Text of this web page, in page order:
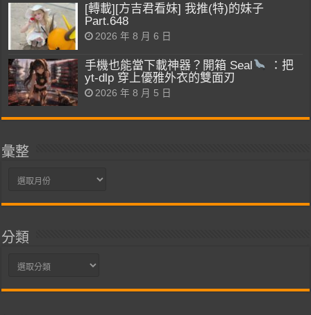
[轉載][方吉君看妹] 我推(特)的妹子
Part.648
2026 年 8 月 6 日
手機也能當下載神器？開箱 Seal
：把
yt-dlp 穿上優雅外衣的雙面刃
2026 年 8 月 5 日
彙整
彙
分類
分